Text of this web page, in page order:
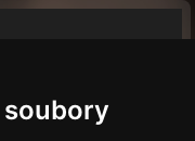
soubory